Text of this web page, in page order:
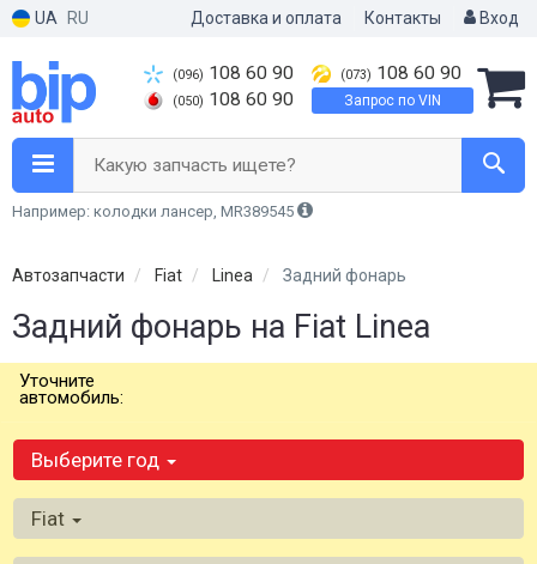
UA RU Доставка и оплата Контакты Вход
(096) 108 60 90
(050) 108 60 90
(073) 108 60 90
Запрос по VIN
Какую запчасть ищете?
Например: колодки лансер, MR389545
Автозапчасти Fiat Linea Задний фонарь
Задний фонарь на Fiat Linea
Уточните
автомобиль:
Выберите год
Fiat